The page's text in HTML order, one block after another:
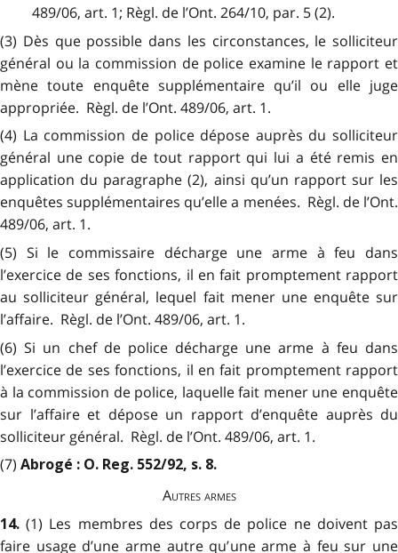
489/06, art. 1; Règl. de l’Ont. 264/10, par. 5 (2).
(3) Dès que possible dans les circonstances, le solliciteur
général ou la commission de police examine le rapport et
mène toute enquête supplémentaire qu’il ou elle juge
appropriée. Règl. de l’Ont. 489/06, art. 1.
(4) La commission de police dépose auprès du solliciteur
général une copie de tout rapport qui lui a été remis en
application du paragraphe (2), ainsi qu’un rapport sur les
enquêtes supplémentaires qu’elle a menées. Règl. de l’Ont.
489/06, art. 1.
(5) Si le commissaire décharge une arme à feu dans
l’exercice de ses fonctions, il en fait promptement rapport
au solliciteur général, lequel fait mener une enquête sur
l’affaire. Règl. de l’Ont. 489/06, art. 1.
(6) Si un chef de police décharge une arme à feu dans
l’exercice de ses fonctions, il en fait promptement rapport
à la commission de police, laquelle fait mener une enquête
sur l’affaire et dépose un rapport d’enquête auprès du
solliciteur général. Règl. de l’Ont. 489/06, art. 1.
(7) Abrogé : O. Reg. 552/92, s. 8.
Autres armes
14.(1) Les membres des corps de police ne doivent pas
faire usage d’une arme autre qu’une arme à feu sur une